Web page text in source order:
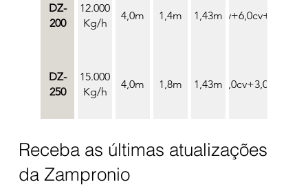
DZ-
200
12.000
Kg/h
4,0m 1,4m 1,43m
10,0cv+6,0cv+3,0cv
DZ-
250
15.000
Kg/h
4,0m 1,8m 1,43m
Receba as últimas atualizações
da Zampronio